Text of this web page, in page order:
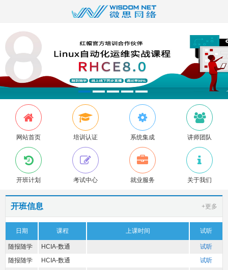
网站首页 培训认证 系统集成 讲师团队
开班计划 考试中心 就业服务 关于我们
开班信息 +更多
日期 课程 上课时间 试听
随报随学 HCIA-数通
试听
随报随学
HCIA-数通
试听